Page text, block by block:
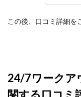
グと
があ
る
この後、口コミ詳細を
24/7ワークア